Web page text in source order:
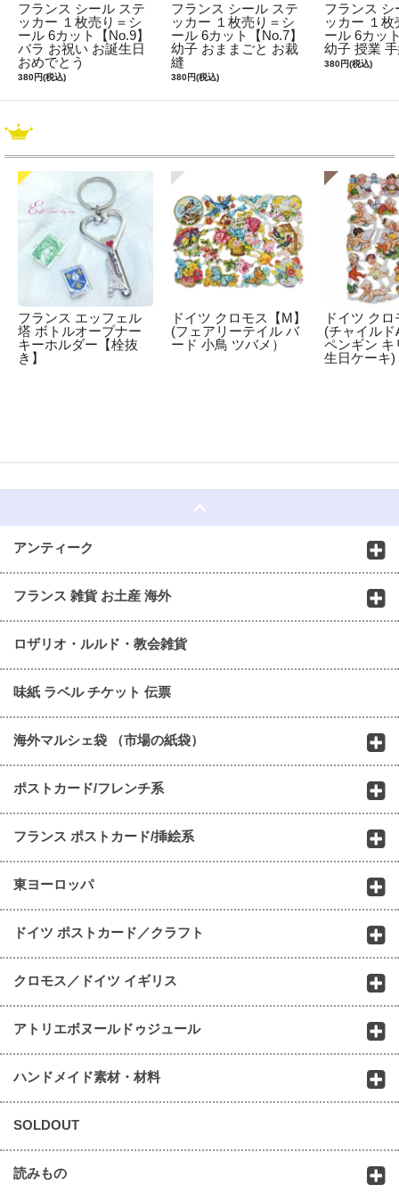
フランス シール ステ
ッカー １枚売り＝シ
ール 6カット【No.9】
バラ お祝い お誕生日
おめでとう
380円(税込)
フランス シール ステ
ッカー １枚売り＝シ
ール 6カット【No.7】
幼子 おままごと お裁
縫
380円(税込)
フランス シ
ッカー １枚
ール 6カッ
幼子 授業
380円(税込)
フランス エッフェル
塔 ボトルオープナー
キーホルダー【栓抜
き】
ドイツ クロモス【M】
(フェアリーテイル バ
ード 小鳥 ツバメ）
ドイツ ク
(チャイルド
ペンギン キ
生日ケーキ)
アンティーク
フランス 雑貨 お土産 海外
ロザリオ・ルルド・教会雑貨
味紙 ラベル チケット 伝票
海外マルシェ袋 （市場の紙袋）
ポストカード/フレンチ系
フランス ポストカード/挿絵系
東ヨーロッパ
ドイツ ポストカード／クラフト
クロモス／ドイツ イギリス
アトリエボヌールドゥジュール
ハンドメイド素材・材料
SOLDOUT
読みもの